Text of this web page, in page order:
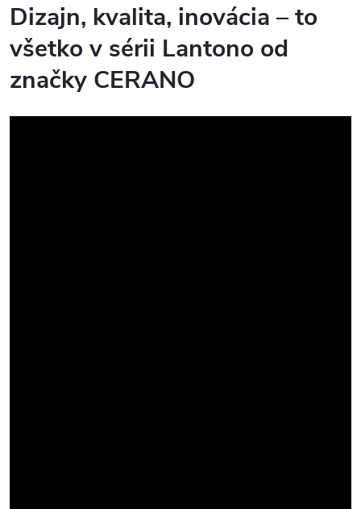
Dizajn, kvalita, inovácia – to
všetko v sérii Lantono od
značky CERANO